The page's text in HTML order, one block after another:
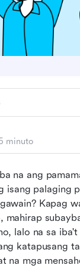
minuto
na ang
isang palaging
Kapag
mahirap
lalo na sa
katapusang
na mga
ng
mga kasanayan
na
sa automation